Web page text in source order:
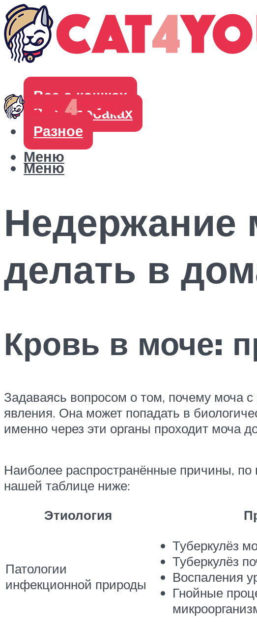
Все о кошках
Все о собаках
Разное
Меню
Меню
Недержание
делать в
Кровь в моче:
Задаваясь вопросом о том, почему моча
явления. Она может попадать в
именно через эти органы проходит моча
Наиболее распространённые причины, по
нашей таблице ниже:
Этиология
Патологии
инфекционной природы
Туберкулёз
Туберкулёз
Воспаления
Гнойные